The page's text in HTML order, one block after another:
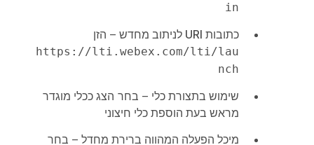
in
כתובות URI לניתוב מחדש – הזן
https://lti.webex.com/lti/lau
nch
שימוש בתצורת כלי – בחר הצג ככלי מוגדר
מראש בעת הוספת כלי חיצוני
מיכל הפעלה המהווה ברירת מחדל – בחר